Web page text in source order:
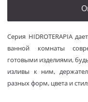
Серия HIDROTERAPIA
ванной комнаты
готовыми изделиями,
изливы к ним,
разных форм, цвета и